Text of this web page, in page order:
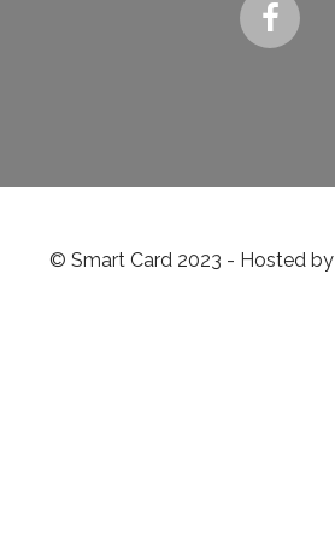
© Smart Card 2023 - Hosted by